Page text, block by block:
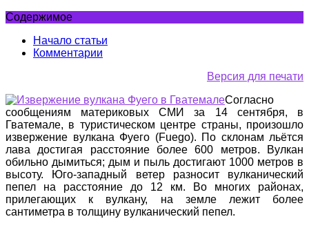
Содержимое
Начало статьи
Комментарии
Версия для печати
Согласно
сообщениям материковых СМИ за 14 сентября, в
Гватемале, в туристическом центре страны, произошло
извержение вулкана Фуего (Fuego). По склонам льётся
лава достигая расстояние более 600 метров. Вулкан
обильно дымиться; дым и пыль достигают 1000 метров в
высоту. Юго-западный ветер разносит вулканический
пепел на расстояние до 12 км. Во многих районах,
прилегающих к вулкану, на земле лежит более
сантиметра в толщину вулканический пепел.